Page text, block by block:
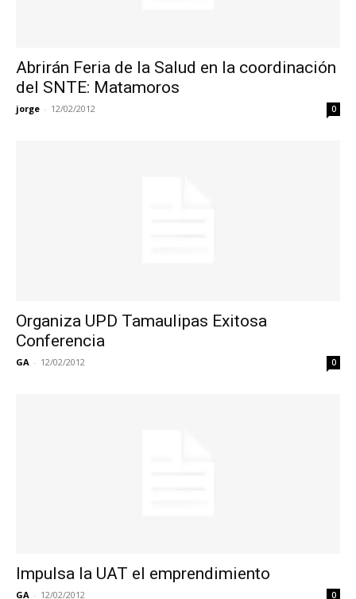
Abrirán Feria de la Salud en la coordinación
del SNTE: Matamoros
jorge - 12/02/2012 0
Organiza UPD Tamaulipas Exitosa
Conferencia
GA - 12/02/2012 0
Impulsa la UAT el emprendimiento
GA - 12/02/2012 0